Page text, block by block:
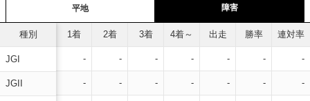
平地 障害
種別
JGI
JGII
1着 2着 3着 4着～ 出走 勝率 連対率
- - - - - - -
- - - - - - -